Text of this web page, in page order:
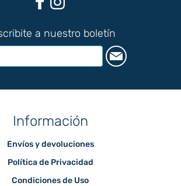
a nuestro boletín
Información
Envíos y devoluciones
Política de Privacidad
Condiciones de Uso